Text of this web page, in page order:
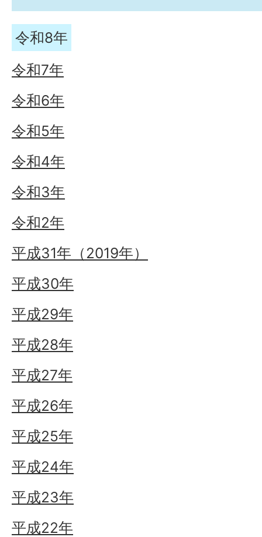
令和8年
令和7年
令和6年
令和5年
令和4年
令和3年
令和2年
平成31年（2019年）
平成30年
平成29年
平成28年
平成27年
平成26年
平成25年
平成24年
平成23年
平成22年